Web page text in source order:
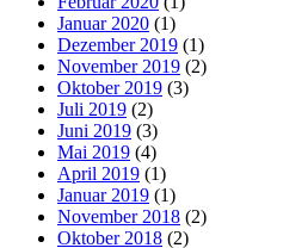
Januar 2020 (1)
Dezember 2019 (1)
November 2019 (2)
Oktober 2019 (3)
Juli 2019 (2)
Juni 2019 (3)
Mai 2019 (4)
April 2019 (1)
Januar 2019 (1)
November 2018 (2)
Oktober 2018 (2)